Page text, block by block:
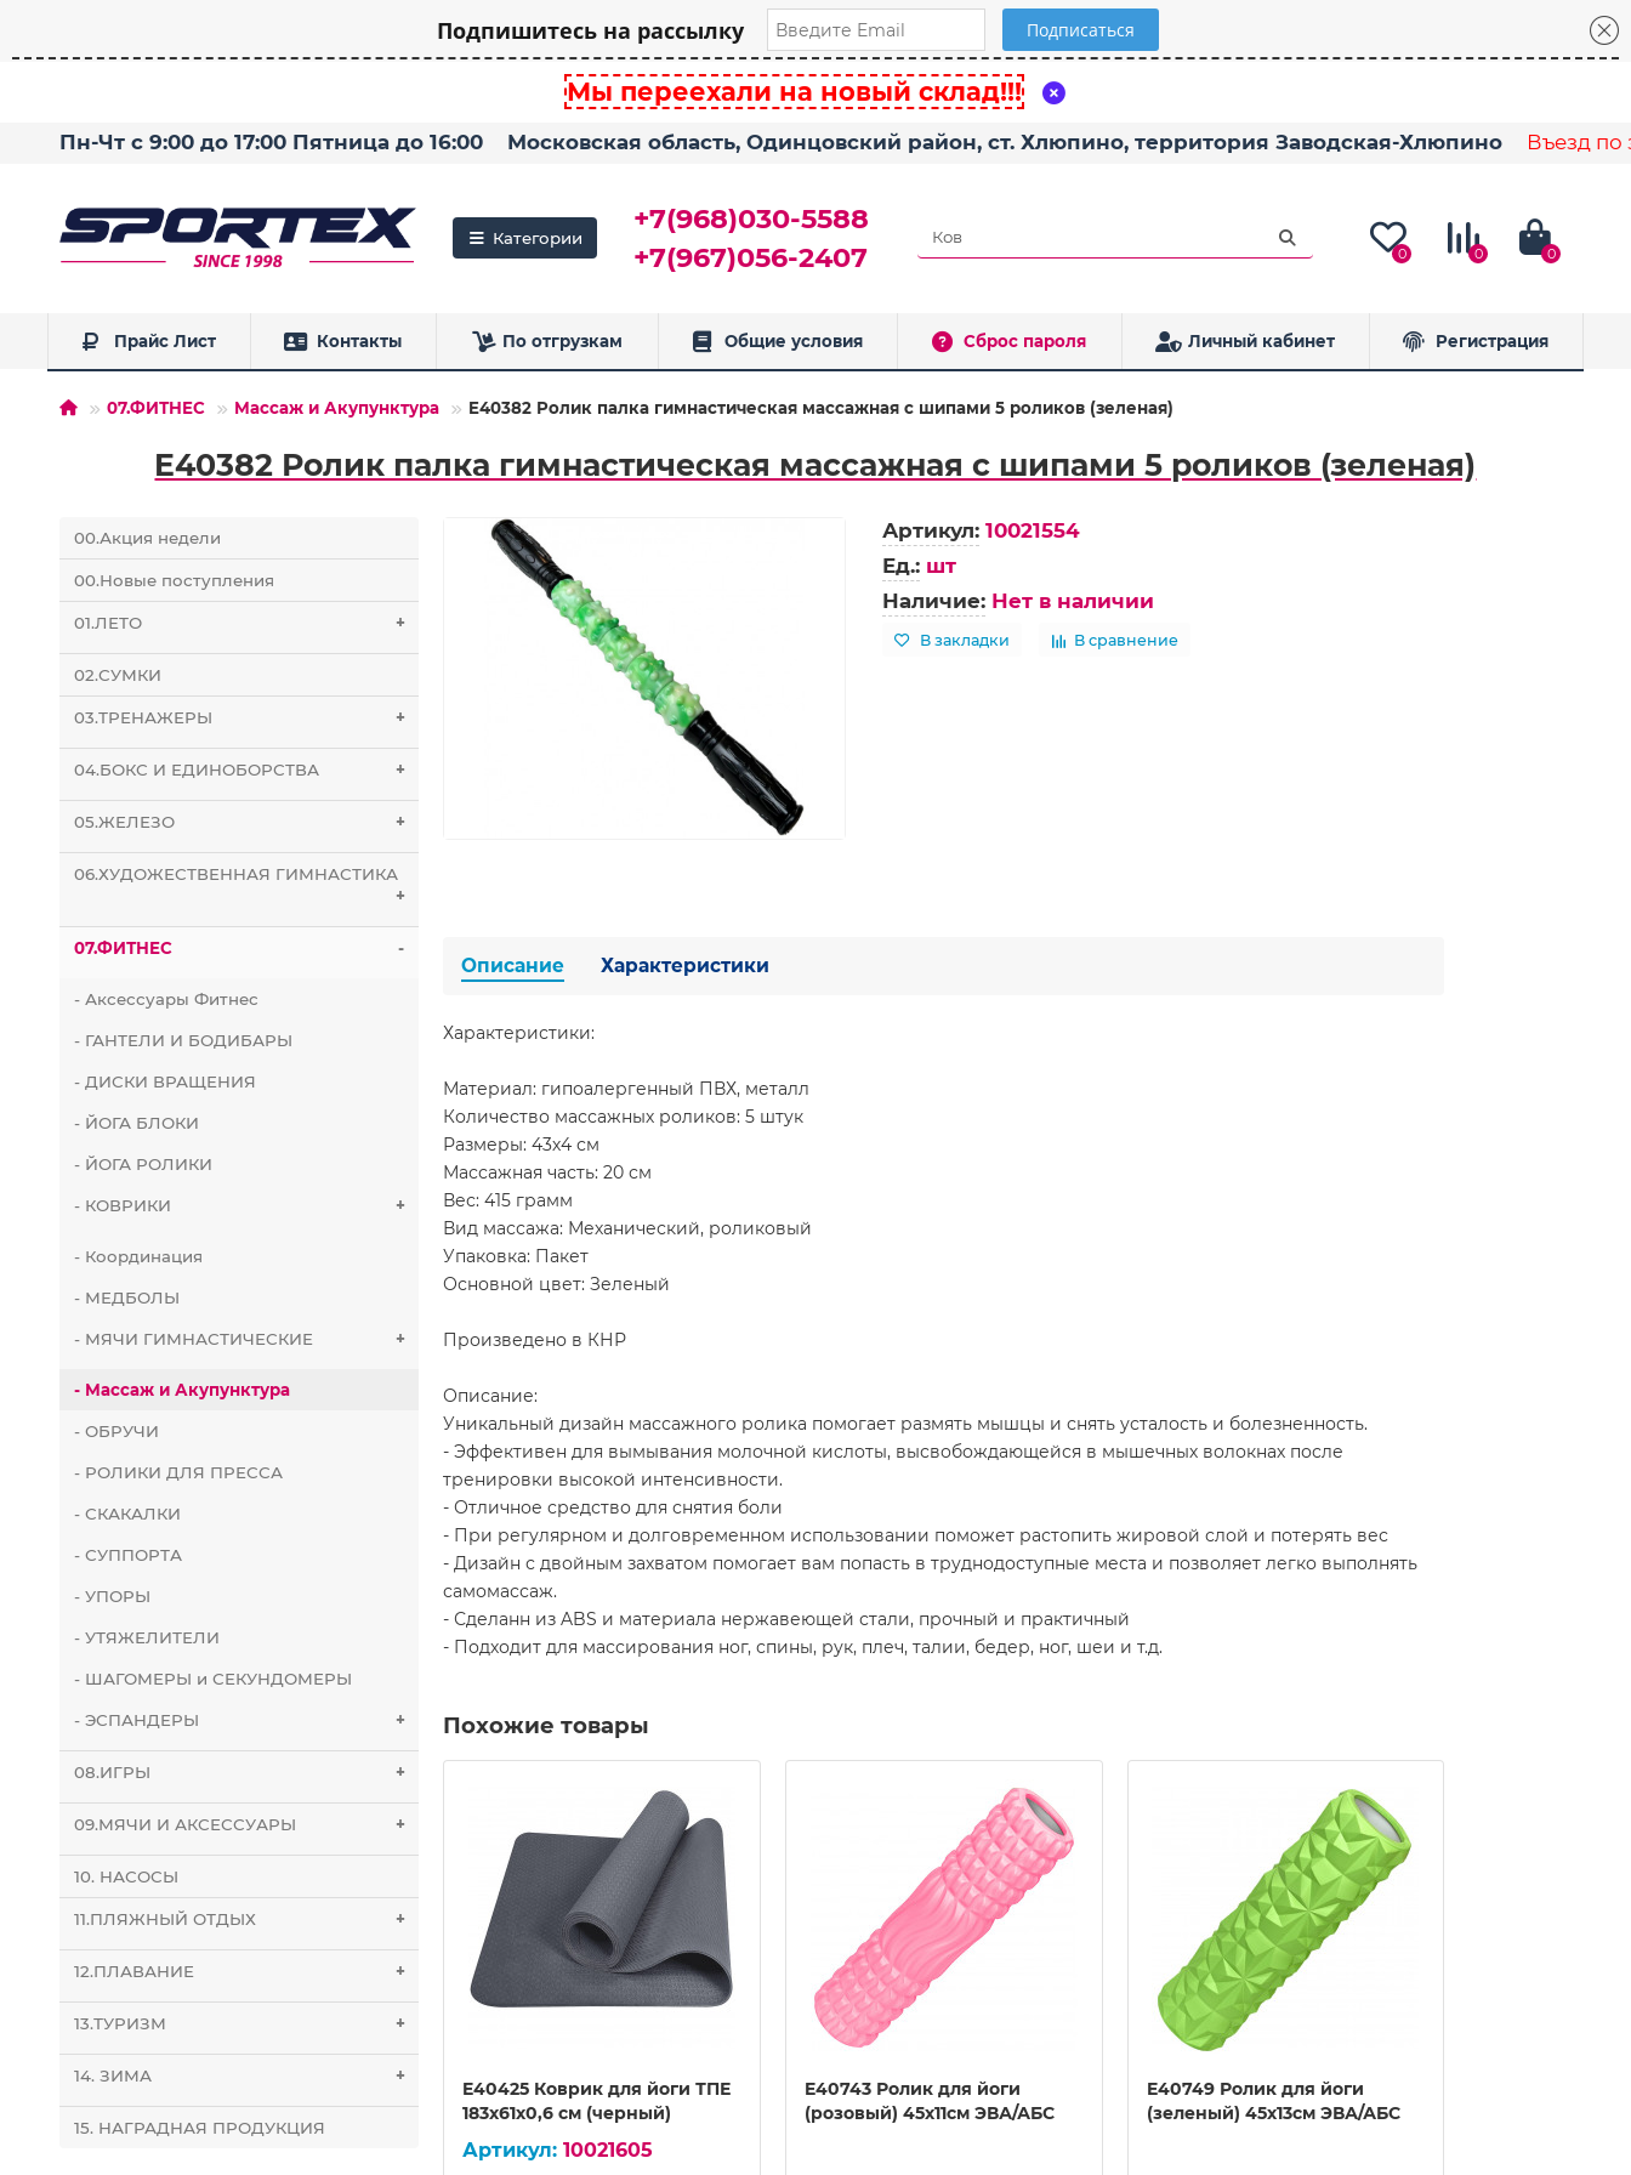
Подпишитесь на рассылку
Мы переехали на новый склад!!!
Пн-Чт с 9:00 до 17:00 Пятница до 16:00 Московская область, Одинцовский район, ст. Хлюпино, территория Заводская-Хлюпино Въезд по
Категории
+7(968)030-5588
+7(967)056-2407
0 0 0
Прайс Лист Контакты По отгрузкам Общие условия Сброс пароля Личный кабинет Регистрация
07.ФИТНЕС Массаж и Акупунктура E40382 Ролик палка гимнастическая массажная с шипами 5 роликов (зеленая)
E40382 Ролик палка гимнастическая массажная с шипами 5 роликов (зеленая)
00.Акция недели
00.Новые поступления
01.ЛЕТО +
02.СУМКИ
03.ТРЕНАЖЕРЫ +
04.БОКС И ЕДИНОБОРСТВА +
05.ЖЕЛЕЗО +
06.ХУДОЖЕСТВЕННАЯ ГИМНАСТИКА
+
07.ФИТНЕС -
- Аксессуары Фитнес
- ГАНТЕЛИ И БОДИБАРЫ
- ДИСКИ ВРАЩЕНИЯ
- ЙОГА БЛОКИ
- ЙОГА РОЛИКИ
- КОВРИКИ +
- Координация
- МЕДБОЛЫ
- МЯЧИ ГИМНАСТИЧЕСКИЕ +
- Массаж и Акупунктура
- ОБРУЧИ
- РОЛИКИ ДЛЯ ПРЕССА
- СКАКАЛКИ
- СУППОРТА
- УПОРЫ
- УТЯЖЕЛИТЕЛИ
- ШАГОМЕРЫ и СЕКУНДОМЕРЫ
- ЭСПАНДЕРЫ +
08.ИГРЫ +
09.МЯЧИ И АКСЕССУАРЫ +
10. НАСОСЫ
11.ПЛЯЖНЫЙ ОТДЫХ +
12.ПЛАВАНИЕ +
13.ТУРИЗМ +
14. ЗИМА +
15. НАГРАДНАЯ ПРОДУКЦИЯ
Артикул: 10021554
Ед.: шт
Наличие: Нет в наличии
В закладки В сравнение
Описание Характеристики
Характеристики:
Материал: гипоалергенный ПВХ, металл
Количество массажных роликов: 5 штук
Размеры: 43х4 см
Массажная часть: 20 см
Вес: 415 грамм
Вид массажа: Механический, роликовый
Упаковка: Пакет
Основной цвет: Зеленый
Произведено в КНР
Описание:
Уникальный дизайн массажного ролика помогает размять мышцы и снять усталость и болезненность.
- Эффективен для вымывания молочной кислоты, высвобождающейся в мышечных волокнах после
тренировки высокой интенсивности.
- Отличное средство для снятия боли
- При регулярном и долговременном использовании поможет растопить жировой слой и потерять вес
- Дизайн с двойным захватом помогает вам попасть в труднодоступные места и позволяет легко выполнять
самомассаж.
- Сделанн из ABS и материала нержавеющей стали, прочный и практичный
- Подходит для массирования ног, спины, рук, плеч, талии, бедер, ног, шеи и т.д.
Похожие товары
E40750 Ролик для йоги
(черный) 45х11см ЭВА/АБС
E40425 Коврик для йоги ТПЕ
183х61х0,6 см (черный)
10021605
E40743 Ролик для йоги
(розовый) 45х11см ЭВА/АБС
E40749 Ролик для йоги
(зеленый) 45х13см ЭВА/АБС